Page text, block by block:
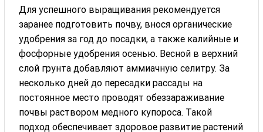
Для успешного выращивания рекомендуется
заранее подготовить почву, внося органические
удобрения за год до посадки, а также калийные и
фосфорные удобрения осенью. Весной в верхний
слой грунта добавляют аммиачную селитру. За
несколько дней до пересадки рассады на
постоянное место проводят обеззараживание
почвы раствором медного купороса. Такой
подход обеспечивает здоровое развитие растений